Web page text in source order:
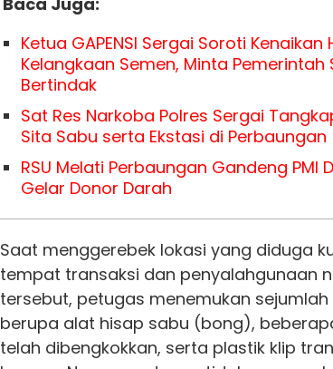
Ketua GAPENSI Sergai Soroti
Kelangkaan Semen, Minta Pemerintah
Bertindak
Sat Res Narkoba Polres Sergai
Sita Sabu serta Ekstasi di Perbaungan
RSU Melati Perbaungan Gandeng PMI
Gelar Donor Darah
Saat menggerebek lokasi yang diduga
tempat transaksi dan penyalahgunaan
tersebut, petugas menemukan
berupa alat hisap sabu (bong),
telah dibengkokkan, serta plastik klip